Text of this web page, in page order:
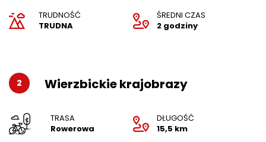
TRUDNOŚĆ
TRUDNA
ŚREDNI CZAS
2 godziny
2 Wierzbickie krajobrazy
TRASA
Rowerowa
DŁUGOŚĆ
15,5 km